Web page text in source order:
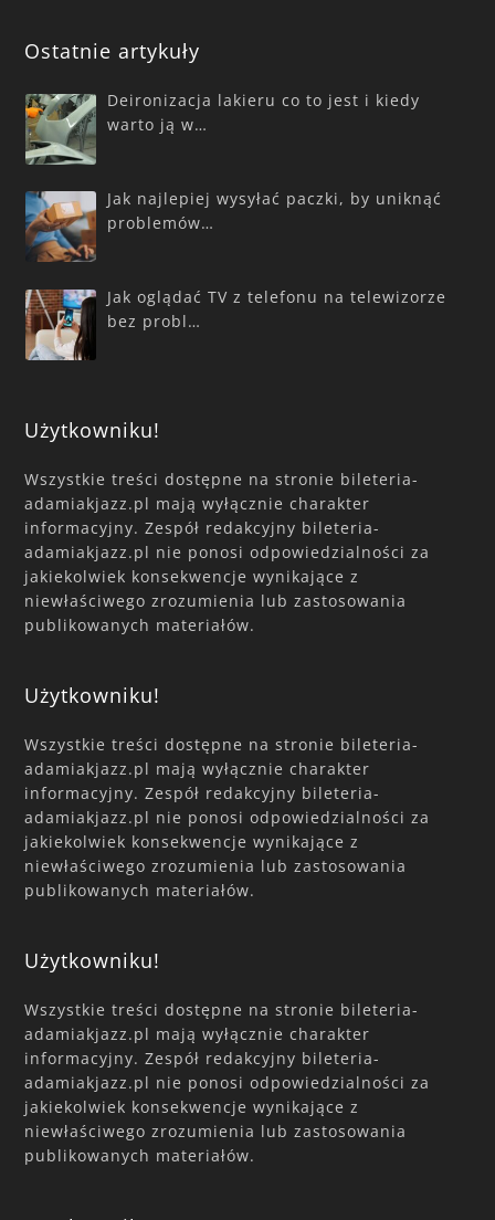
Ostatnie artykuły
Deironizacja lakieru co to jest i kiedy
warto ją w…
Jak najlepiej wysyłać paczki, by uniknąć
problemów…
Jak oglądać TV z telefonu na telewizorze
bez probl…
Użytkowniku!
Wszystkie treści dostępne na stronie bileteria-
adamiakjazz.pl mają wyłącznie charakter
informacyjny. Zespół redakcyjny bileteria-
adamiakjazz.pl nie ponosi odpowiedzialności za
jakiekolwiek konsekwencje wynikające z
niewłaściwego zrozumienia lub zastosowania
publikowanych materiałów.
Użytkowniku!
Wszystkie treści dostępne na stronie bileteria-
adamiakjazz.pl mają wyłącznie charakter
informacyjny. Zespół redakcyjny bileteria-
adamiakjazz.pl nie ponosi odpowiedzialności za
jakiekolwiek konsekwencje wynikające z
niewłaściwego zrozumienia lub zastosowania
publikowanych materiałów.
Użytkowniku!
Wszystkie treści dostępne na stronie bileteria-
adamiakjazz.pl mają wyłącznie charakter
informacyjny. Zespół redakcyjny bileteria-
adamiakjazz.pl nie ponosi odpowiedzialności za
jakiekolwiek konsekwencje wynikające z
niewłaściwego zrozumienia lub zastosowania
publikowanych materiałów.